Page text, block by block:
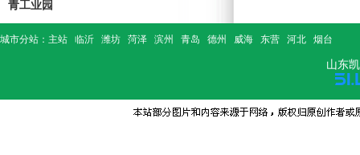
青工业园
城市分站： 主站 临沂 潍坊 菏泽 滨州 青岛 德州 威海 东营 河北 烟台
山东